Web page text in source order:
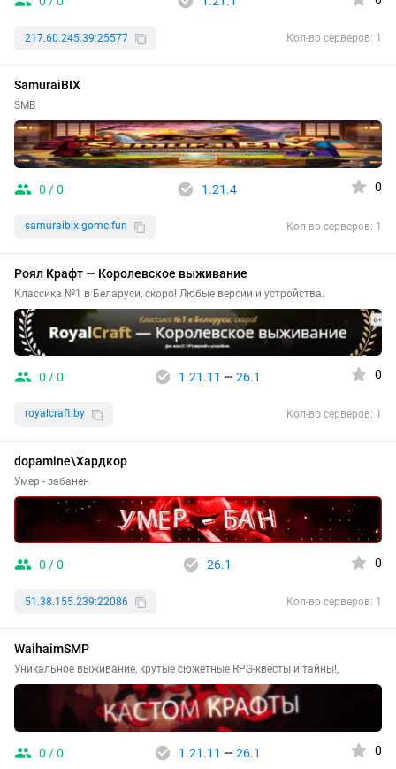
217.60.245.39:25577 Кол-во серверов: 1
SamuraiBIX
SMB
0 / 0 1.21.4 0
samuraibix.gomc.fun Кол-во серверов: 1
Роял Крафт — Королевское выживание
Классика №1 в Беларуси, скоро! Любые версии и устройства.
0 / 0 1.21.11 — 26.1 0
royalcraft.by Кол-во серверов: 1
dopamine\Хардкор
Умер - забанен
0 / 0 26.1 0
51.38.155.239:22086 Кол-во серверов: 1
WaihaimSMP
Уникальное выживание, крутые сюжетные RPG-квесты и тайны!,
0 / 0 1.21.11 — 26.1 0